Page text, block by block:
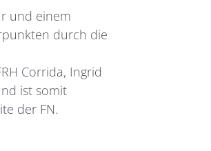
und einem
durch die
Corrida, Ingrid
ist somit
der FN.